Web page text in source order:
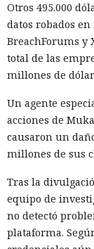
Otros 495.000
datos robados
BreachForums y
total de las
millones de
Un agente
acciones de
causaron un
millones de sus
Tras la
equipo de
no detectó
plataforma.